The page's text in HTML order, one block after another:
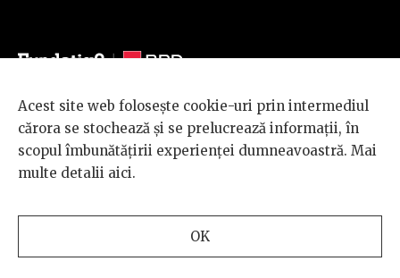
© 2026 BRD Groupe Société Générale, toate drepturile rezervate.
Scena 9 este un proiect sustinut de
BRD GROUPE SOCIÉTÉ
GÉNÉRALE
Acest site web folosește cookie-uri prin intermediul
cărora se stochează și se prelucrează informații, în
scopul îmbunătățirii experienței dumneavoastră. Mai
multe detalii aici.
OK